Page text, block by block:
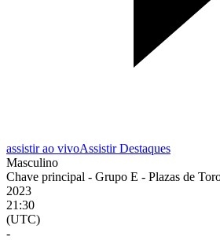
assistir ao vivoAssistir Destaques
Masculino
Chave principal - Grupo E - Plazas de
2023
21:30
(UTC)
-